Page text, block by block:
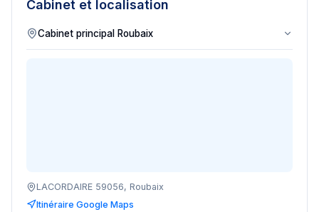
Cabinet et localisation
LACORDAIRE 59056, Roubaix
Itinéraire Google Maps